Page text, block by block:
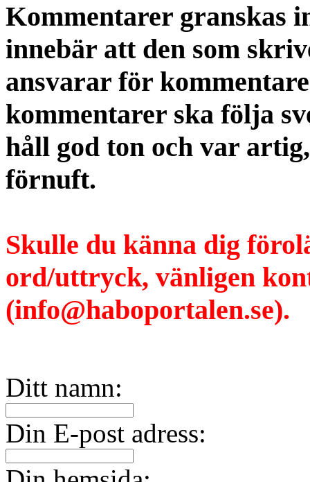
Kommentarer granskas
innebär att den som
ansvarar för
kommentarer ska följa
håll god ton och var
förnuft.
Skulle du känna dig
ord/uttryck, vänligen
(info@haboportalen.se).
Ditt namn:
Din E-post adress: